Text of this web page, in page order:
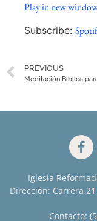
SHARE
EMBED
Play in new
Subscribe:
PREVIOUS
Iglesia
Dirección: Carrera
Contacto: